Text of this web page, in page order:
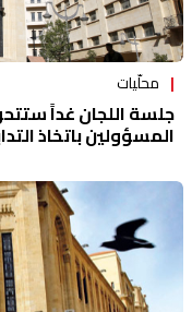
محلّيات
جلسة اللجان غداً
المسؤولين باتخاذ